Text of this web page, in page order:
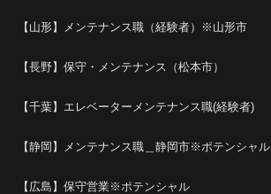
【山形】メンテナンス職（経験者）※山形市
【長野】保守・メンテナンス（松本市）
【千葉】エレベーターメンテナンス職(経験者)
【静岡】メンテナンス職＿静岡市※ポテンシャル
【広島】保守営業※ポテンシャル